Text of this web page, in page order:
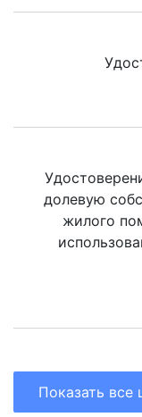
долевую
жилого
Показать все